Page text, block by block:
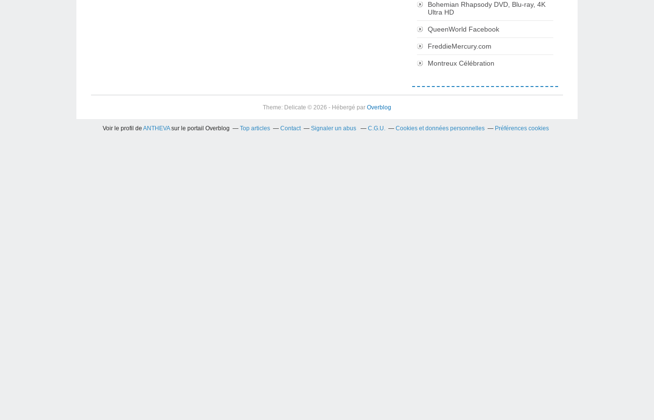
Bohemian Rhapsody DVD, Blu-ray, 4K
Ultra HD
QueenWorld Facebook
FreddieMercury.com
Montreux Célébration
Theme: Delicate © 2026 - Hébergé par Overblog
Voir le profil de ANTHEVAsur le portail Overblog Top articles Contact Signaler un abus C.G.U. Cookies et données personnelles Préférences cookies